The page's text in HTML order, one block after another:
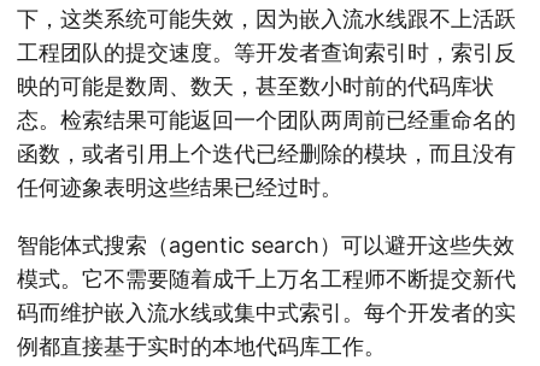
下，这类系统可能失效，因为嵌入流水线跟不上活跃
工程团队的提交速度。等开发者查询索引时，索引反
映的可能是数周、数天，甚至数小时前的代码库状
态。检索结果可能返回一个团队两周前已经重命名的
函数，或者引用上个迭代已经删除的模块，而且没有
任何迹象表明这些结果已经过时。
智能体式搜索（agentic search）可以避开这些失效
模式。它不需要随着成千上万名工程师不断提交新代
码而维护嵌入流水线或集中式索引。每个开发者的实
例都直接基于实时的本地代码库工作。